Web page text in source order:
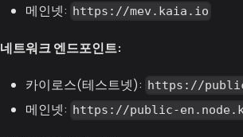
메인넷: https://mev.kaia.io
네트워크 엔드포인트:
카이로스(테스트넷): https://
메인넷: https://public-